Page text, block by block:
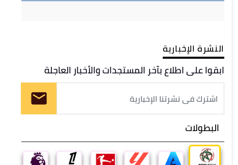
النشرة الإخبارية
ابقوا على اطلاع بآخر المستجدات والأخبار العاجلة
البطولات